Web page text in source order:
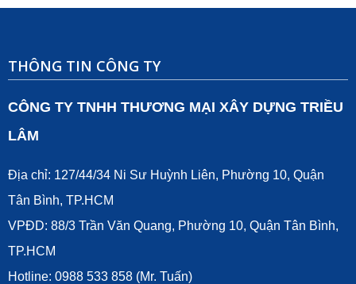
THÔNG TIN CÔNG TY
CÔNG TY TNHH THƯƠNG MẠI XÂY DỰNG TRIỀU
LÂM
Địa chỉ: 127/44/34 Ni Sư Huỳnh Liên, Phường 10, Quận
Tân Bình, TP.HCM
VPĐD: 88/3 Trần Văn Quang, Phường 10, Quận Tân Bình,
TP.HCM
Hotline: 0988 533 858 (Mr. Tuấn)